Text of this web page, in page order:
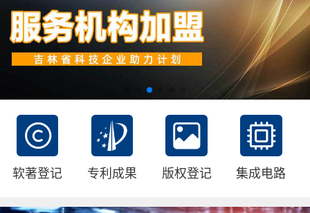
软著登记 专利成果 版权登记 集成电路